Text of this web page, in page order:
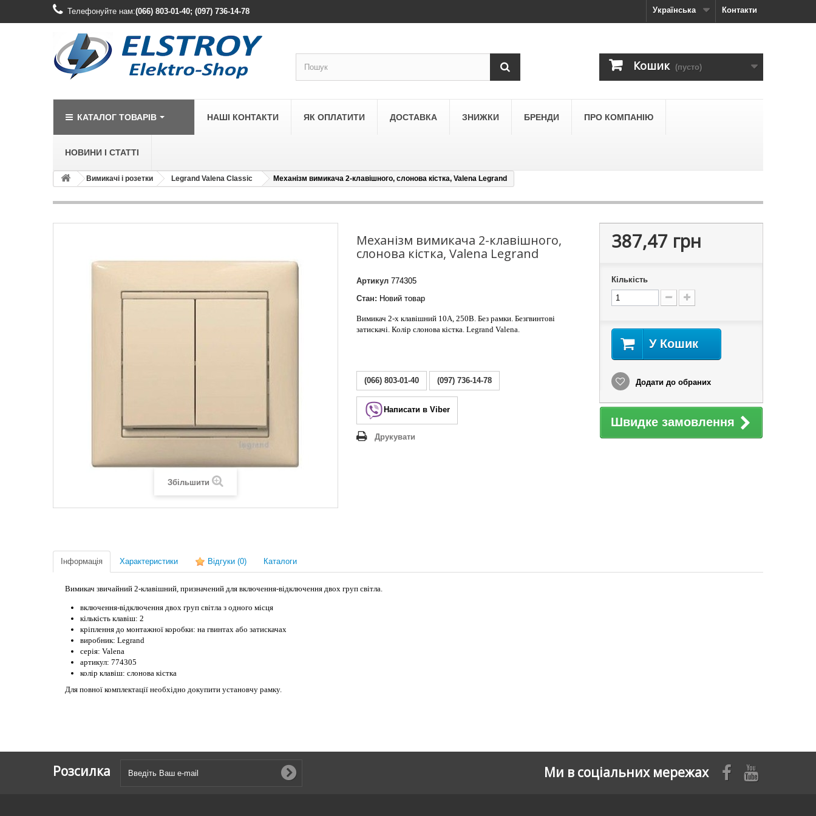
Контакти
Телефонуйте нам:(066) 803-01-40; (097) 736-14-78 Українська
Кошик (пусто)
КАТАЛОГ ТОВАРІВ
LEGRAND
Legrand Forix
Legrand Valena Allure
LEGRAND
LEZARD
Lezard Deriy
НАШІ КОНТАКТИ ЯК ОПЛАТИТИ ДОСТАВКА ЗНИЖКИ БРЕНДИ ПРО КОМПАНІЮ
НОВИНИ І СТАТТІ
Вимикачі і розетки Legrand Valena Classic Механізм вимикача 2-клавішного, слонова кістка, Valena Legrand
Збільшити
Механізм вимикача 2-клавішного,
слонова кістка, Valena Legrand
Артикул 774305
Стан: Новий товар
Вимикач 2-х клавішний 10А, 250В. Без рамки. Безгвинтові
затискачі. Колір слонова кістка. Legrand Valena.
(066) 803-01-40 (097) 736-14-78
Написати в Viber
Друкувати
387,47 грн
Кількість
У Кошик
Додати до обраних
Швидке замовлення
Інформація Характеристики Відгуки (0) Каталоги
Вимикач звичайний 2-клавішний, призначений для включення-відключення двох груп світла.
включення-відключення двох груп світла з одного місця
кількість клавіш: 2
кріплення до монтажної коробки: на гвинтах або затискачах
виробник: Legrand
серія: Valena
артикул: 774305
колір клавіш: слонова кістка
Для повної комплектації необхідно докупити установчу рамку.
Розсилка Ми в соціальних мережах